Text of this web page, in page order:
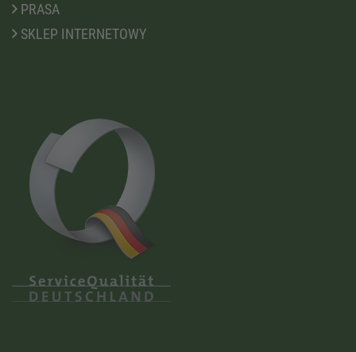
PRASA
SKLEP INTERNETOWY